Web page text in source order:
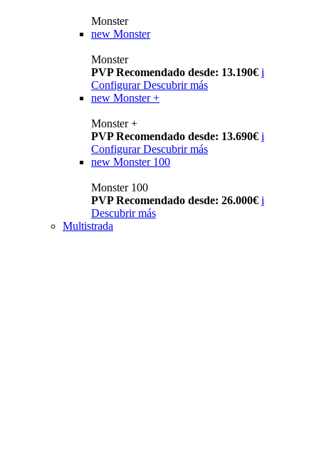
Monster
new Monster
Monster
PVP Recomendado desde: 13.190€ i
Configurar Descubrir más
new Monster +
Monster +
PVP Recomendado desde: 13.690€ i
Configurar Descubrir más
new Monster 100
Monster 100
PVP Recomendado desde: 26.000€ i
Descubrir más
Multistrada